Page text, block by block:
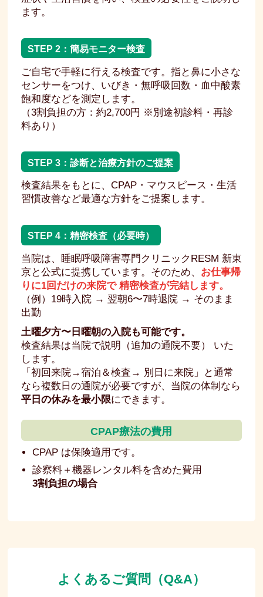
ます。
STEP 2：簡易モニター検査
ご自宅で手軽に行える検査です。指と鼻に小さな
センサーをつけ、いびき・無呼吸回数・血中酸素
飽和度などを測定します。
（3割負担の方：約2,700円 ※別途初診料・再診
料あり）
STEP 3：診断と治療方針のご提案
検査結果をもとに、CPAP・マウスピース・生活
習慣改善など最適な方針をご提案します。
STEP 4：精密検査（必要時）
当院は、睡眠呼吸障害専門クリニックRESM 新東
京と公式に提携しています。そのため、 お仕事帰
りに1回だけの来院で 精密検査が完結します。
（例）19時入院 → 翌朝6〜7時退院 → そのまま
出勤
土曜夕方〜日曜朝の入院も可能です。
検査結果は当院で説明（追加の通院不要） いた
します。
「初回来院→宿泊＆検査→ 別日に来院」と通常
なら複数日の通院が必要ですが、当院の体制なら
平日の休みを最小限にできます。
CPAP療法の費用
CPAP は保険適用です。
診察料＋機器レンタル料を含めた費用
3割負担の場合
よくあるご質問（Q&A）